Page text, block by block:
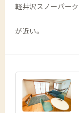
軽井沢スノーパーク
が近い。